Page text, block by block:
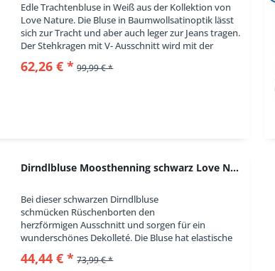
Edle Trachtenbluse in Weiß aus der Kollektion von
Love Nature. Die Bluse in Baumwollsatinoptik lässt
sich zur Tracht und aber auch leger zur Jeans tragen.
Der Stehkragen mit V- Ausschnitt wird mit der
Knopfleiste abgerundet. Weitere...
62,26 € * 99,99 € *
Dirndlbluse Moosthenning schwarz Love Nature
Bei dieser schwarzen Dirndlbluse
schmücken Rüschenborten den
herzförmigen Ausschnitt und sorgen für ein
wunderschönes Dekolleté. Die Bluse hat elastische
3/4 Ärmel und einen bequemen Gummizug am
Saum. Geschlossen wird die Dirndlbluse...
44,44 € * 73,99 € *